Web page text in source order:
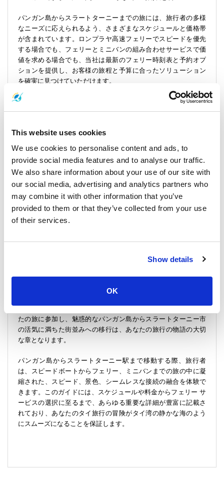
This website uses cookies
We use cookies to personalise content and ads, to
provide social media features and to analyse our traffic.
We also share information about your use of our site with
our social media, advertising and analytics partners who
may combine it with other information that you’ve
provided to them or that they’ve collected from your use
of their services.
Show details
OK
パンガン島からスラートターニーまでの旅には、旅行者の多様
なニーズに応えられるよう、さまざまなスケジュールと価格帯
が含まれています。ロンプラヤ高速フェリーでスピードを優先
する場合でも、フェリーとミニバンの組み合わせサービスで価
値を求める場合でも、当社は最新のフェリー時刻表と予約オプ
ションを提供し、お客様の旅程と予算に合ったソリューション
を確実に見つけていただけます。
重要な港と桟橋: 海のランドマーク
トンサラ桟橋: スラートターニーへの旅が始まるパンガン島の出
ニーへのフェリーサービスの本土接続として機能します。
フェリー桟橋: 時間厳守とサービスで知られるロンプラヤのよう
な評判の高いフェリー会社が運航する、海の旅の出発点です。
タイ湾を巡る: 他に類を見ない航海
パンガン島からスラートターニー駅までのルートは単なる乗り
換えではありません。タイ湾の中心部を通る通路であり、パン
旅の締めくくり：スラートターニーとその先へ
スラートターニー駅でミニバンから降りると、船旅の思い出が
たの旅に参加し、魅惑的なパンガン島からスラートターニー市
の活気に満ちた街並みへの移行は、あなたの旅行の物語の大切
な章となります。
パンガン島からスラートターニー駅まで移動する際、旅行者
は、スピードボートからフェリー、ミニバンまでの旅の中に凝
縮された、スピード、景色、シームレスな接続の融合を体験で
きます。このガイドには、スケジュールや料金からフェリー サ
ービスの選択に至るまで、あらゆる重要な詳細が豊富に記載さ
れており、あなたのタイ旅行の冒険がタイ湾の静かな海のよう
にスムーズになることを保証します。